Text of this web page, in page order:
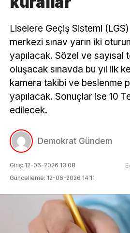
Liselere Geçiş Sistemi
merkezi sınav yarın iki
yapılacak. Sözel ve sayısal
oluşacak sınavda bu yıl ilk
kamera takibi ve beslenme
yapılacak. Sonuçlar ise 10
edilecek.
Demokrat Gündem
Giriş: 12-06-2026 13:08
Güncelleme: 12-06-2026 14:11